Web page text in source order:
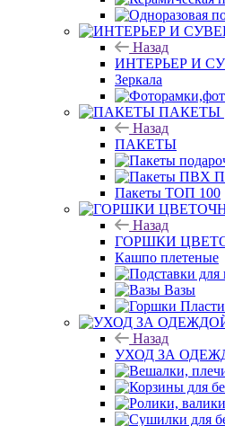
Назад
ИНТЕРЬЕР И
Зеркала
ПАКЕТЫ
Назад
ПАКЕТЫ
Пакеты ТОП 100
Назад
ГОРШКИ
Кашпо плетеные
Вазы
Назад
УХОД ЗА